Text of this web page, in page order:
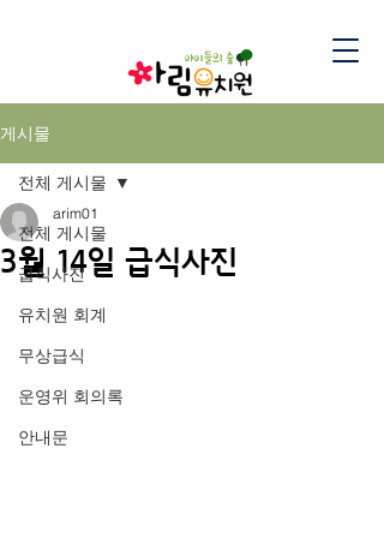
게시물
전체 게시물
급식사진
유치원 회계
무상급식
운영위 회의록
안내문
전체 게시물
3월 14일 급식사진
arim01